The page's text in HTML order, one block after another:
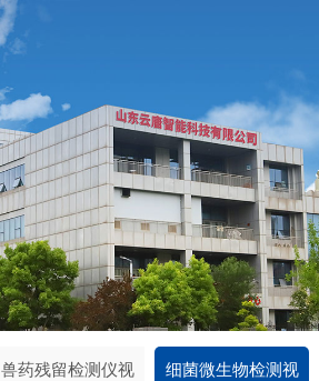
兽药残留检测仪视
细菌微生物检测视